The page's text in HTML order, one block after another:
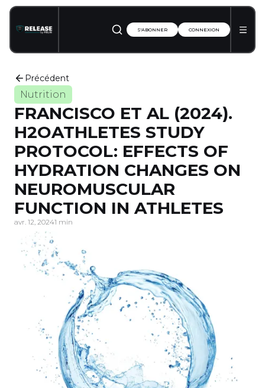
S'ABONNER CONNEXION
Précédent
Nutrition
FRANCISCO ET AL (2024).
H2OATHLETES STUDY
PROTOCOL: EFFECTS OF
HYDRATION CHANGES ON
NEUROMUSCULAR
FUNCTION IN ATHLETES
avr. 12, 20241 min